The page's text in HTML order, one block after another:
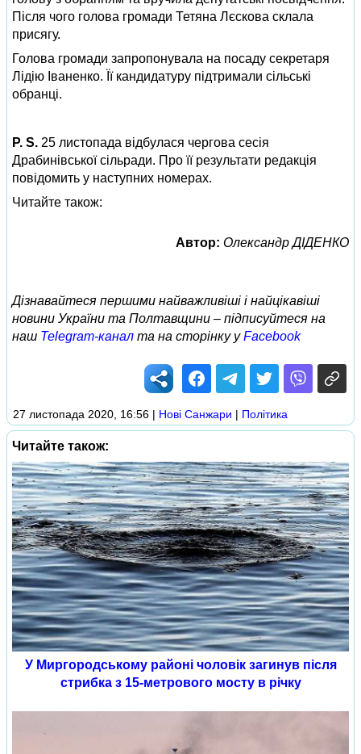
Після чого голова громади Тетяна Лєскова склала
присягу.
Голова громади запропонувала на посаду секретаря
Лідію Іваненко. Її кандидатуру підтримали сільські
обранці.
P. S. 25 листопада відбулася чергова сесія
Драбинівської сільради. Про її результати редакція
повідомить у наступних номерах.
Читайте також:
Автор: Олександр ДІДЕНКО
Дізнавайтеся першими найважливіші і найцікавіші
новини України та Полтавщини – підписуйтеся на
наш Telegram-канал та на сторінку уFacebook
27 листопада 2020, 16:56 | Нові Cанжари | Політика
Читайте також:
У Миргородському районі чоловік загинув після
стрибка з 15-метрового мосту в річку